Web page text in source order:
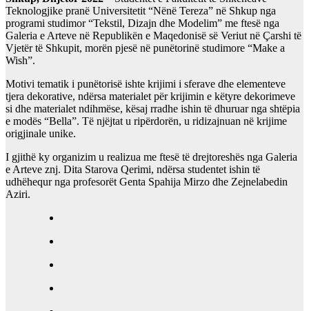
Teknologjike pranë Universitetit “Nënë Tereza” në Shkup nga
programi studimor “Tekstil, Dizajn dhe Modelim” me ftesë nga
Galeria e Arteve në Republikën e Maqedonisë së Veriut në Çarshi të
Vjetër të Shkupit, morën pjesë në punëtorinë studimore “Make a
Wish”.
Motivi tematik i punëtorisë ishte krijimi i sferave dhe elementeve
tjera dekorative, ndërsa materialet për krijimin e këtyre dekorimeve
si dhe materialet ndihmëse, kësaj rradhe ishin të dhuruar nga shtëpia
e modës “Bella”. Të njëjtat u ripërdorën, u ridizajnuan në krijime
origjinale unike.
I gjithë ky organizim u realizua me ftesë të drejtoreshës nga Galeria
e Arteve znj. Dita Starova Qerimi, ndërsa studentet ishin të
udhëhequr nga profesorët Genta Spahija Mirzo dhe Zejnelabedin
Aziri.